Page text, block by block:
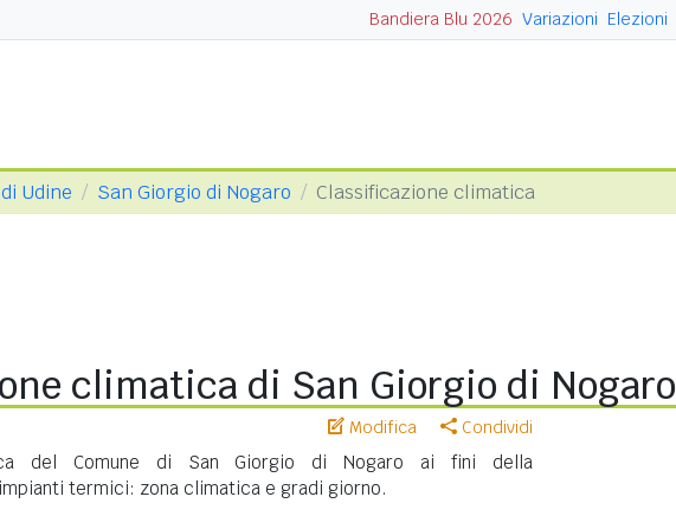
Bandiera Blu 2026 Variazioni Elezioni
Udine San Giorgio di Nogaro Classificazione climatica
climatica di San Giorgio di Nogaro
Modifica Condividi
del Comune di San Giorgio di Nogaro ai fini della
termici: zona climatica e gradi giorno.